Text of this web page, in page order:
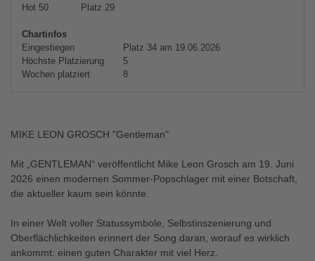
Hot 50
Platz 29
Chartinfos
Eingestiegen
Platz 34 am 19.06.2026
Höchste Platzierung
5
Wochen platziert
8
MIKE LEON GROSCH "Gentleman"
Mit „GENTLEMAN“ veröffentlicht Mike Leon Grosch am 19. Juni
2026 einen modernen Sommer-Popschlager mit einer Botschaft,
die aktueller kaum sein könnte.
In einer Welt voller Statussymbole, Selbstinszenierung und
Oberflächlichkeiten erinnert der Song daran, worauf es wirklich
ankommt: einen guten Charakter mit viel Herz.